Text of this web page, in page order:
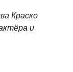
Краско
и